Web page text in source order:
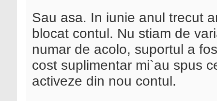
Sau asa. In iunie anul trecut
blocat contul. Nu stiam de
numar de acolo, suportul a
cost suplimentar mi`au spus
activeze din nou contul.